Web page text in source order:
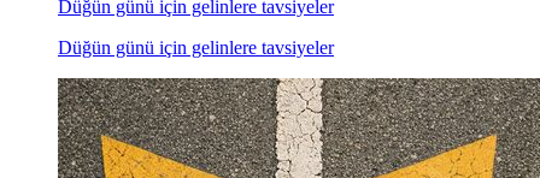
Düğün günü için gelinlere tavsiyeler
Düğün günü için gelinlere tavsiyeler